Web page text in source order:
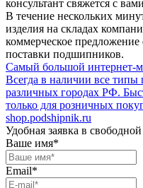
консультант свяжется с
В течение нескольких
изделия на складах
коммерческое предложение
поставки подшипников.
Самый большой интернет-
Всегда в наличии все
различных городах РФ.
только для розничных
shop.podshipnik.ru
Удобная заявка в
Ваше имя*
Email*